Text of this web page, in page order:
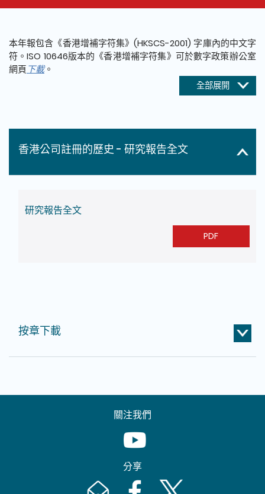
本年報包含《香港增補字符集》(HKSCS-2001) 字庫內的中文字
符。ISO 10646版本的《香港增補字符集》可於數字政策辦公室
網頁下載。
全部展開
香港公司註冊的歷史 - 研究報告全文
研究報告全文
PDF
按章下載
關注我們
Youtube [This link will pop up in
分享
Email [This link will pop up in a new
Facebook [This link will pop up
Twitter [This link will